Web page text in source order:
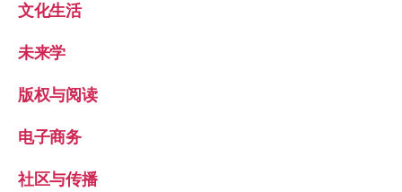
文化生活
未来学
版权与阅读
电子商务
社区与传播